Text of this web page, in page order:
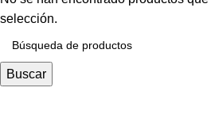
selección.
Buscar